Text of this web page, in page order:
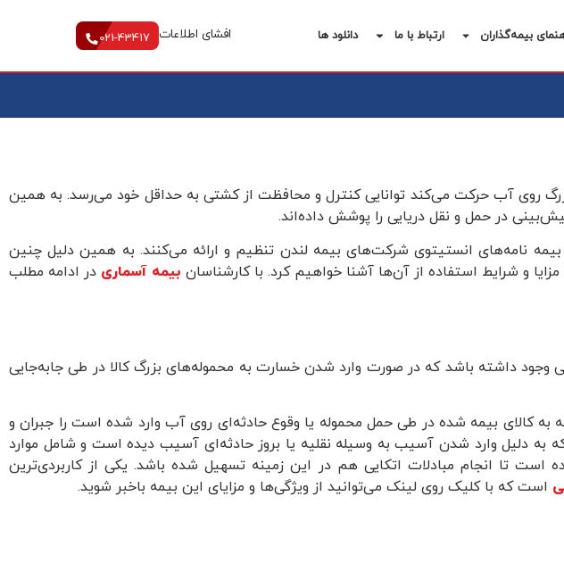
بیمه‌گذاران ارتباط با ما دانلود ها افشای اطلاعات 021-43417
روی آب حرکت می‌کند توانایی کنترل و محافظت از کشتی به حداقل خود می‌رسد. به همین
در حمل و نقل دریایی را پوشش داده‌اند.
نامه‌های انستیتوی شرکت‌های بیمه لندن تنظیم و ارائه می‌کنند. به همین دلیل چنین
و شرایط استفاده از آن‌ها آشنا خواهیم کرد. با کارشناسان بیمه آسماری در ادامه مطلب
وجود داشته باشد که در صورت وارد شدن خسارت به محموله‌های بزرگ کالا در طی جابه‌جایی
کالای بیمه شده در طی حمل محموله یا وقوع حادثه‌ای روی آب وارد شده است را جبران و
به دلیل وارد شدن آسیب به وسیله نقلیه یا بروز حادثه‌ای آسیب دیده است و شامل موارد
تا انجام مبادلات اتکایی هم در این زمینه تسهیل شده باشد. یکی از کاربردی‌ترین
است که با کلیک روی لینک می‌توانید از ویژگی‌ها و مزایای این بیمه باخبر شوید.